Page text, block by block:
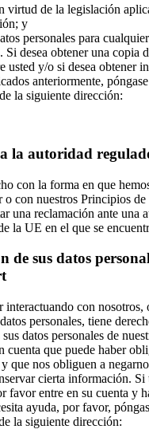
virtud de la legislación
y
personales para
Si desea obtener una copia
usted y/o si desea obtener
anteriormente,
la siguiente dirección:
la autoridad
con la forma en que
o con nuestros Principios
una reclamación ante una
la UE en el que se
de sus datos
interactuando con nosotros,
personales, tiene
datos personales de
cuenta que puede haber
que nos obliguen a
cierta información. Si
favor entre en su cuenta y
ayuda, por favor,
la siguiente dirección: